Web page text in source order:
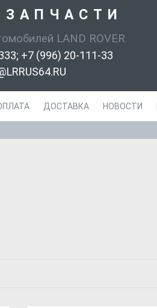
ЗАПЧАСТИ
LAND ROVER
+7 (996) 20-111-33
ДОСТАВКА НОВОСТИ